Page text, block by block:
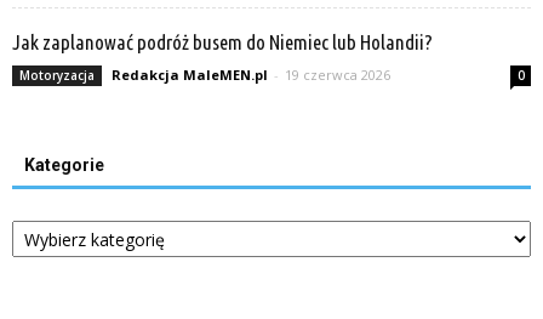
Jak zaplanować podróż busem do Niemiec lub Holandii?
Motoryzacja Redakcja MaleMEN.pl - 19 czerwca 2026 0
Kategorie
Kategorie